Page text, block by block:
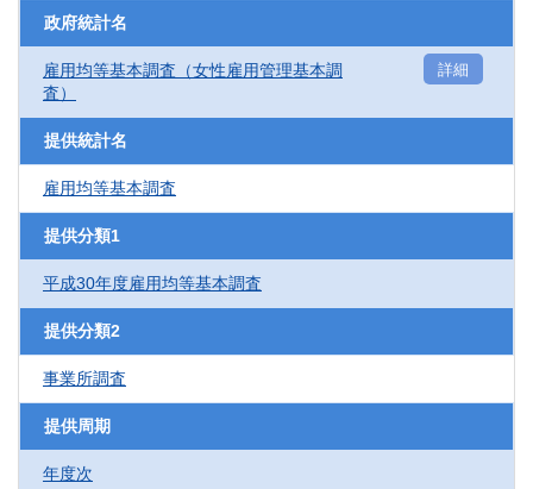
政府統計名
雇用均等基本調査（女性雇用管理基本調
査）
詳細
提供統計名
雇用均等基本調査
提供分類1
平成30年度雇用均等基本調査
提供分類2
事業所調査
提供周期
年度次